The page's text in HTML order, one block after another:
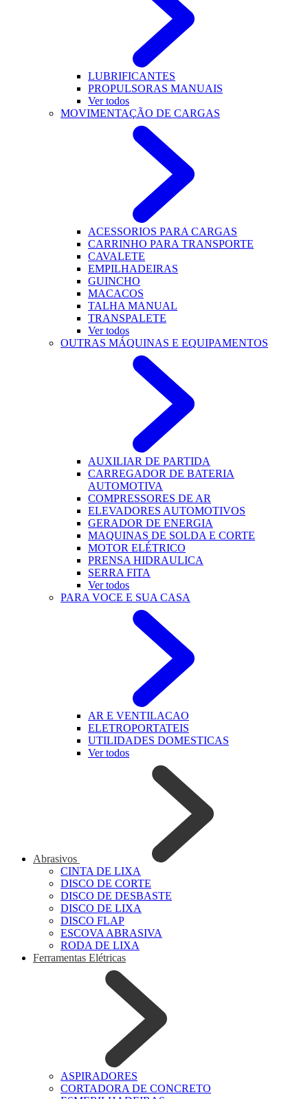
LUBRIFICANTES
PROPULSORAS MANUAIS
Ver todos
MOVIMENTAÇÃO DE CARGAS
ACESSORIOS PARA CARGAS
CARRINHO PARA TRANSPORTE
CAVALETE
EMPILHADEIRAS
GUINCHO
MACACOS
TALHA MANUAL
TRANSPALETE
Ver todos
OUTRAS MÁQUINAS E EQUIPAMENTOS
AUXILIAR DE PARTIDA
CARREGADOR DE BATERIA
AUTOMOTIVA
COMPRESSORES DE AR
ELEVADORES AUTOMOTIVOS
GERADOR DE ENERGIA
MAQUINAS DE SOLDA E CORTE
MOTOR ELÉTRICO
PRENSA HIDRAULICA
SERRA FITA
Ver todos
PARA VOCE E SUA CASA
AR E VENTILACAO
ELETROPORTATEIS
UTILIDADES DOMESTICAS
Ver todos
Abrasivos
CINTA DE LIXA
DISCO DE CORTE
DISCO DE DESBASTE
DISCO DE LIXA
DISCO FLAP
ESCOVA ABRASIVA
RODA DE LIXA
Ferramentas Elétricas
ASPIRADORES
CORTADORA DE CONCRETO